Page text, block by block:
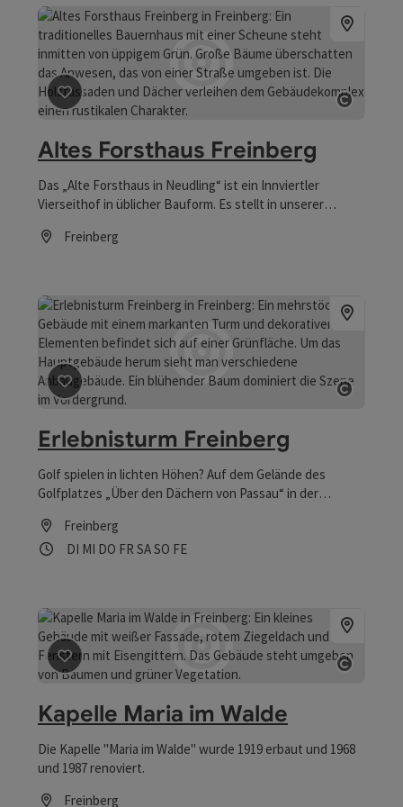
Beitrag merken: Altes Forsthaus Freinberg
Altes Forsthaus Freinberg
Das „Alte Forsthaus in Neudling“ ist ein Innviertler
Vierseithof in üblicher Bauform. Es stellt in unserer
Freinberg
Beitrag merken
Erlebnisturm Freinberg
Golf spielen in lichten Höhen? Auf dem Gelände des
Golfplatzes „Über den Dächern von Passau“ in der
einen Erlebnisturm.
Freinberg
Öffnungszeiten
DI Dienstag geöffnet
MI Mittwoch geöffnet
DO Donnerstag geöffnet
FR Freitag geöffnet
SASamstag geöffnet
SO Sonntag geöffnet
FEFeiertag geöffnet
Beitrag merken: Kapelle Maria im Walde
Kapelle Maria im Walde
Die Kapelle "Maria im Walde" wurde 1919 erbaut und 1968
und 1987 renoviert.
Freinberg